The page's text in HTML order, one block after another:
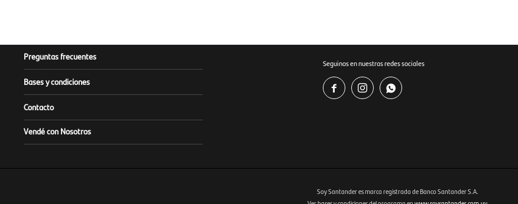
Preguntas frecuentes
Bases y condiciones
Contacto
Vendé con Nosotros
Seguinos en nuestras redes sociales
  
Soy Santander es marca registrada de Banco Santander S.A.